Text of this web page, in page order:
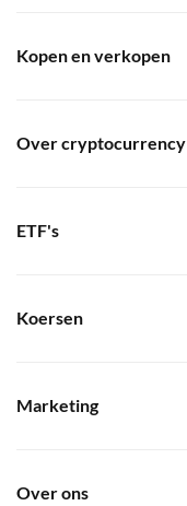
Kopen en verkopen
Over cryptocurrency
ETF's
Koersen
Marketing
Over ons